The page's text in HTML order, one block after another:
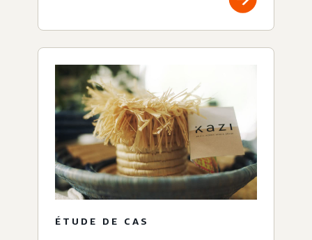
ÉTUDE DE CAS